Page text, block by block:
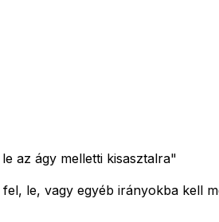
az ágy melletti kisasztalra"
le, vagy egyéb irányokba kell